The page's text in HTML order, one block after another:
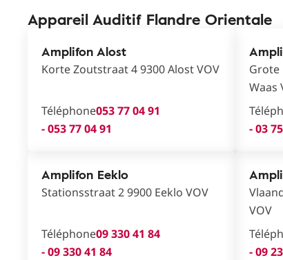
Appareil Auditif Flandre Orientale
Amplifon Alost
Korte Zoutstraat 4 9300 Alost VOV
Téléphone053 77 04 91
- 053 77 04 91
Grote
Waas
- 03
Amplifon Eeklo
Stationsstraat 2 9900 Eeklo VOV
Téléphone09 330 41 84
- 09 330 41 84
VOV
- 09